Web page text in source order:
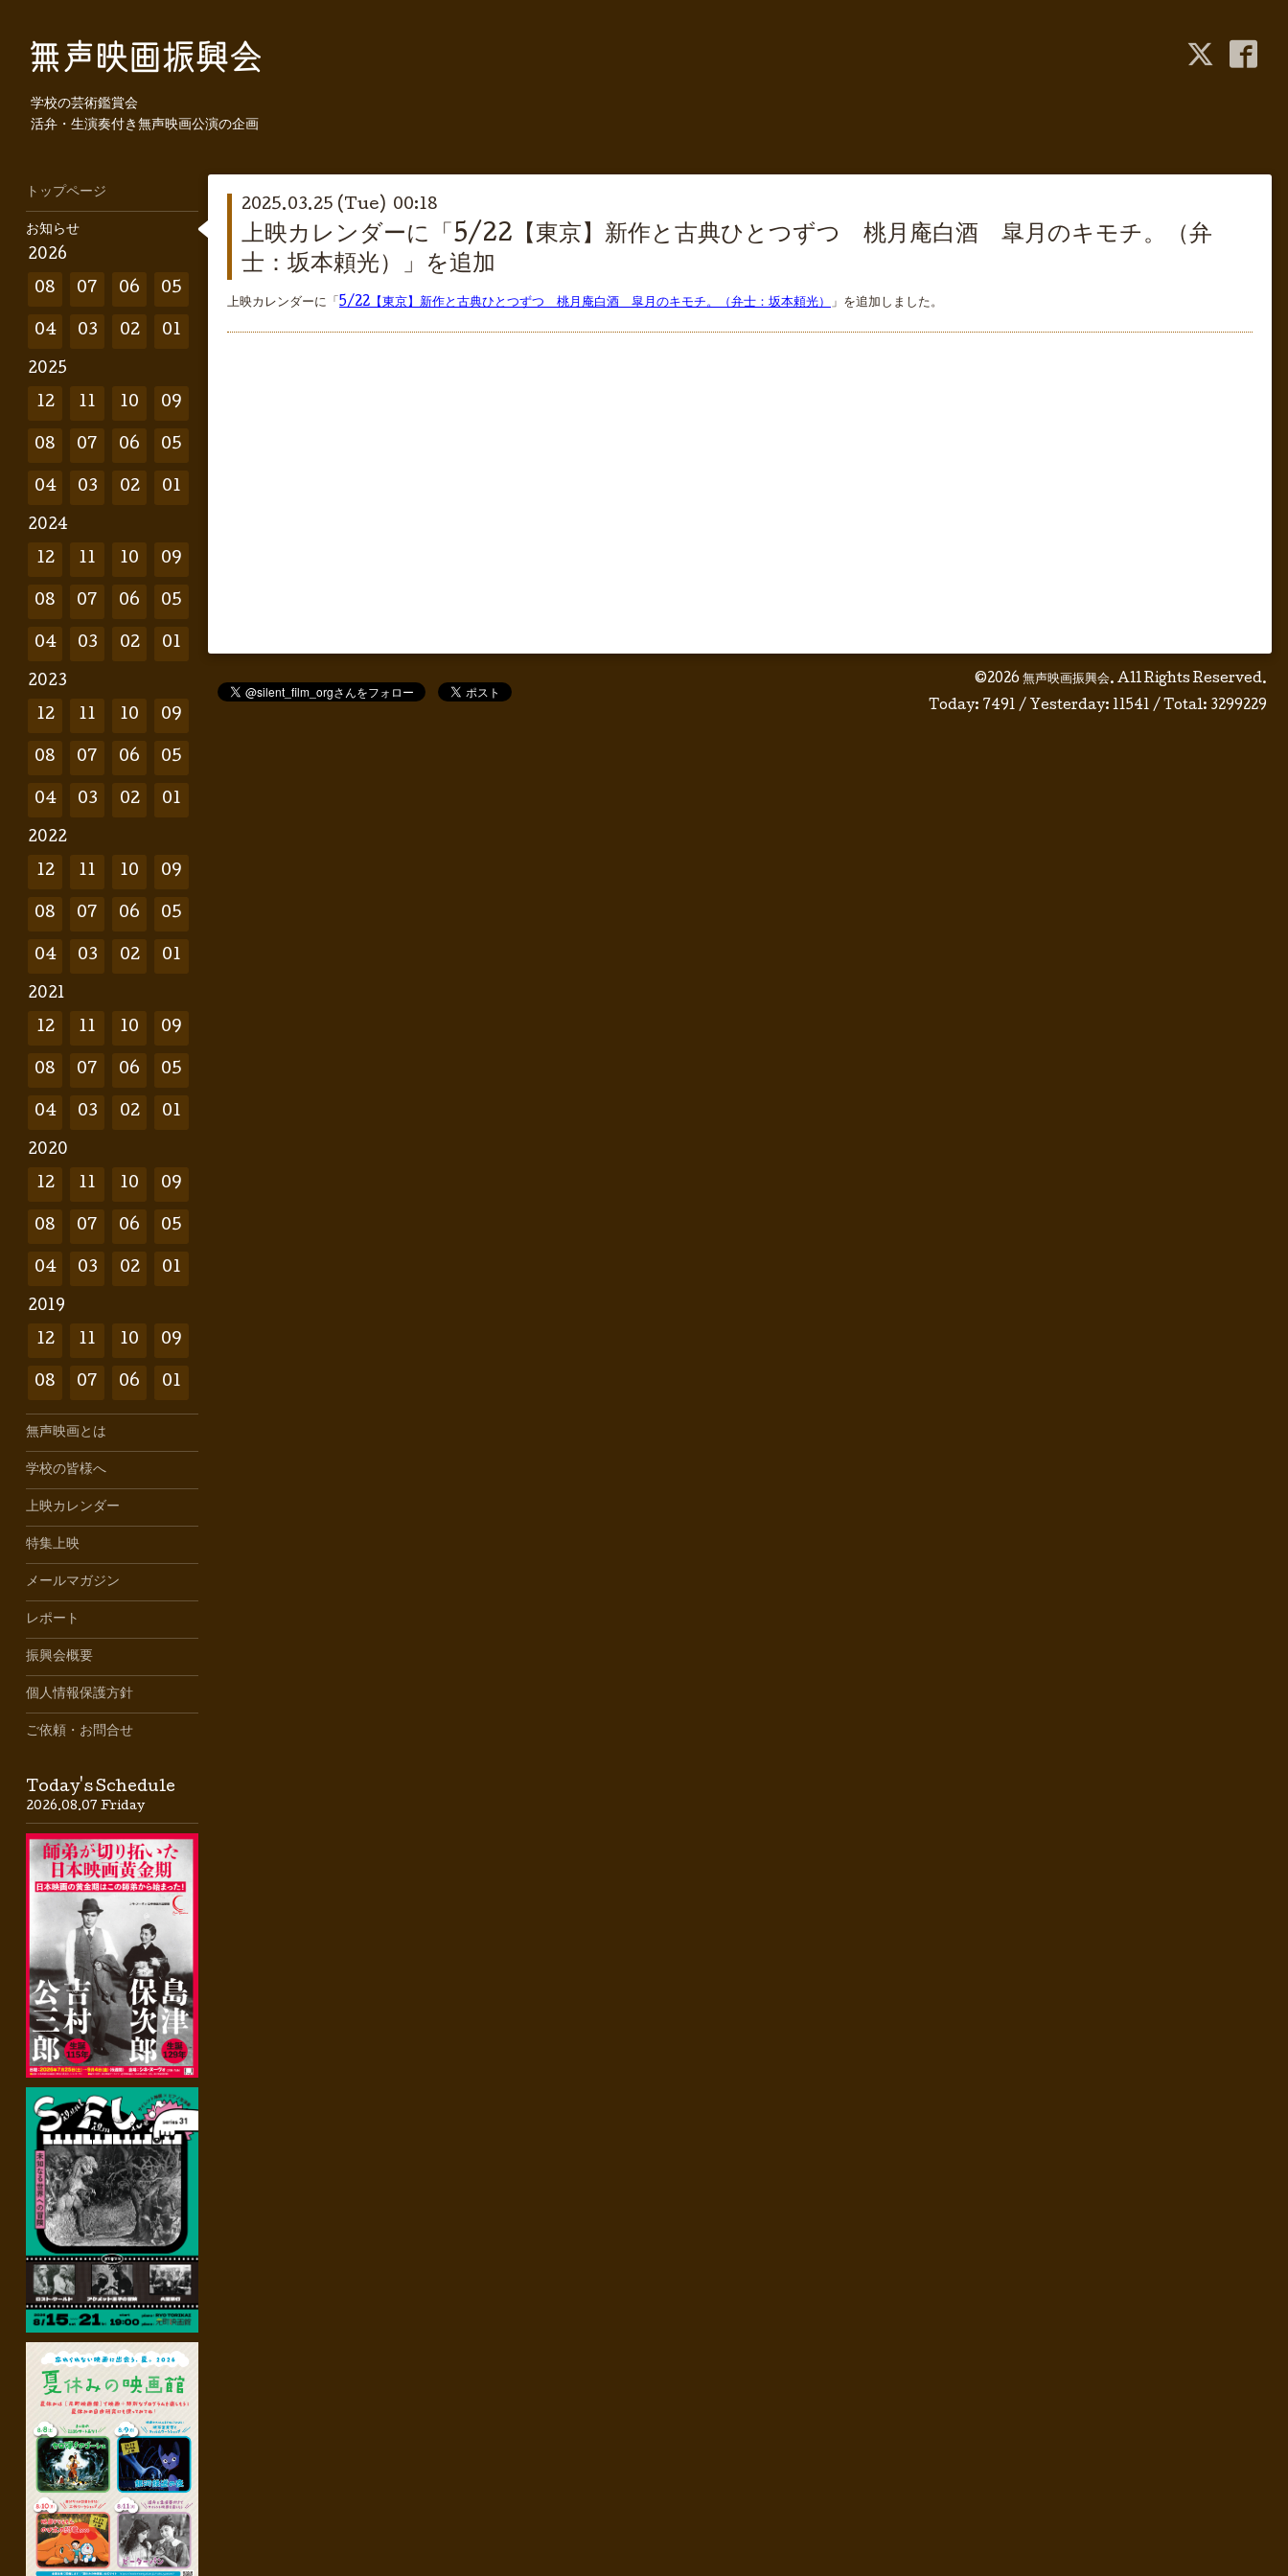
学校の芸術鑑賞会
活弁・生演奏付き無声映画公演の企画
2025.03.25 (Tue) 00:18
上映カレンダーに「5/22【東京】新作と古典ひとつずつ 桃月庵白酒 皐月のキモチ。（弁
士：坂本頼光）」を追加
上映カレンダーに「 5/22【東京】新作と古典ひとつずつ 桃月庵白酒 皐月のキモチ。（弁士：坂本頼光） 」を追加しました。
©2026 無声映画振興会. All Rights Reserved.
Today: 7491 / Yesterday: 11541 / Total: 3299229
トップページ
お知らせ
2026
08 07 06 05
04 03 02 01
2025
12 11 10 09
08 07 06 05
04 03 02 01
2024
12 11 10 09
08 07 06 05
04 03 02 01
2023
12 11 10 09
08 07 06 05
04 03 02 01
2022
12 11 10 09
08 07 06 05
04 03 02 01
2021
12 11 10 09
08 07 06 05
04 03 02 01
2020
12 11 10 09
08 07 06 05
04 03 02 01
2019
12 11 10 09
08 07 06 01
無声映画とは
学校の皆様へ
上映カレンダー
特集上映
メールマガジン
レポート
振興会概要
個人情報保護方針
ご依頼・お問合せ
Today's Schedule
2026.08.07 Friday